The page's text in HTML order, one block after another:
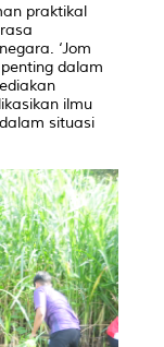
praktikal
‘Jom
dalam
ilmu
situasi